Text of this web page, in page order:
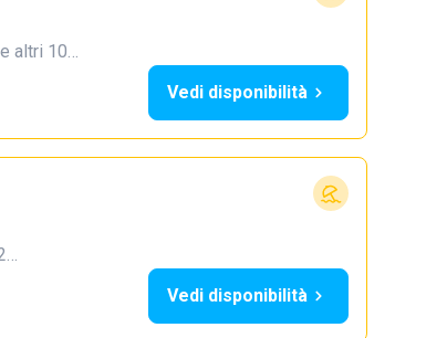
e altri 10…
Vedi disponibilità
Vedi disponibilità